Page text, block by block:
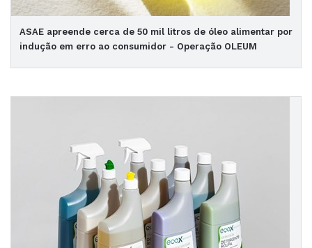
ASAE apreende cerca de 50 mil litros de óleo alimentar por
indução em erro ao consumidor - Operação OLEUM